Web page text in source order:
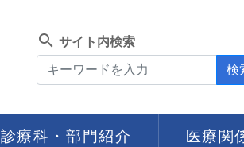
search サイト内検索
検
診療科・部門紹介 医療関